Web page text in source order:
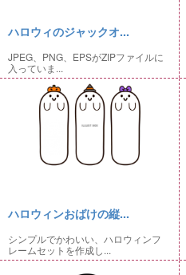
ハロウィのジャックオ...
JPEG、PNG、EPSがZIPファイルに
入っていま...
ハロウィンおばけの縦...
シンプルでかわいい、ハロウィンフ
レームセットを作成し...